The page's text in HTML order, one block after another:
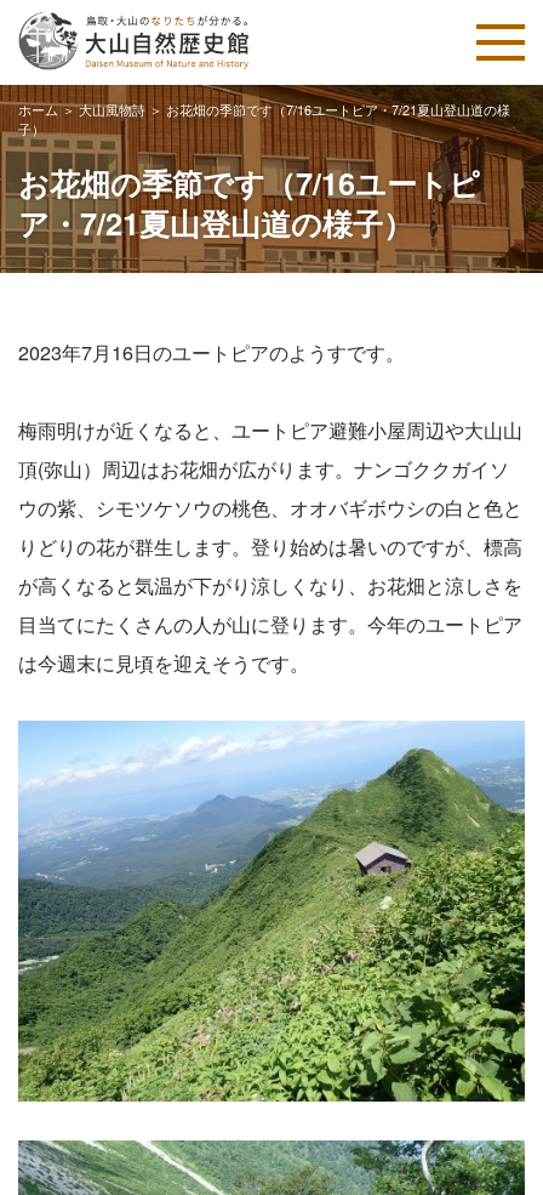
ホーム＞大山風物詩 ＞ お花畑の季節です（7/16ユートピア・7/21夏山登山道の様
子）
お花畑の季節です（7/16ユートピ
ア・7/21夏山登山道の様子）
2023年7月16日のユートピアのようすです。
梅雨明けが近くなると、ユートピア避難小屋周辺や大山山
頂(弥山）周辺はお花畑が広がります。ナンゴククガイソ
ウの紫、シモツケソウの桃色、オオバギボウシの白と色と
りどりの花が群生します。登り始めは暑いのですが、標高
が高くなると気温が下がり涼しくなり、お花畑と涼しさを
目当てにたくさんの人が山に登ります。今年のユートピア
は今週末に見頃を迎えそうです。